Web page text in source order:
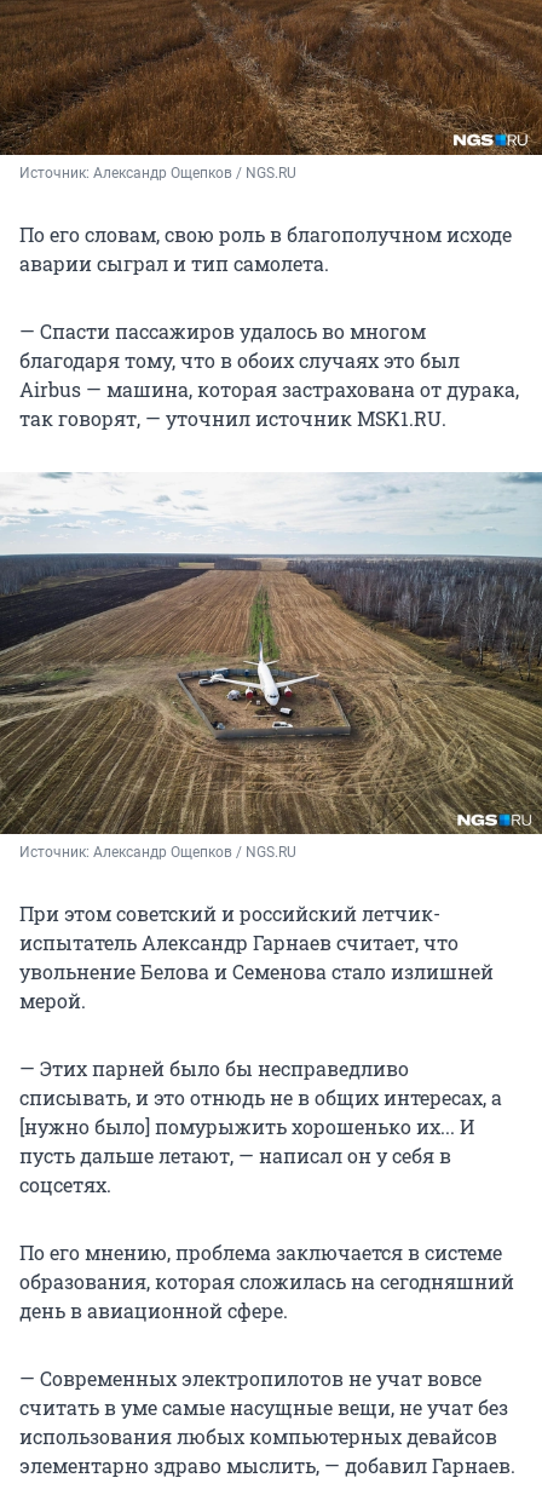
Источник: Александр Ощепков / NGS.RU
По его словам, свою роль в благополучном исходе
аварии сыграл и тип самолета.
— Спасти пассажиров удалось во многом
благодаря тому, что в обоих случаях это был
Airbus — машина, которая застрахована от дурака,
так говорят, — уточнил источник MSK1.RU.
Источник: Александр Ощепков / NGS.RU
При этом советский и российский летчик-
испытатель Александр Гарнаев считает, что
увольнение Белова и Семенова стало излишней
мерой.
— Этих парней было бы несправедливо
списывать, и это отнюдь не в общих интересах, а
[нужно было] помурыжить хорошенько их... И
пусть дальше летают, — написал он у себя в
соцсетях.
По его мнению, проблема заключается в системе
образования, которая сложилась на сегодняшний
день в авиационной сфере.
— Современных электропилотов не учат вовсе
считать в уме самые насущные вещи, не учат без
использования любых компьютерных девайсов
элементарно здраво мыслить, — добавил Гарнаев.